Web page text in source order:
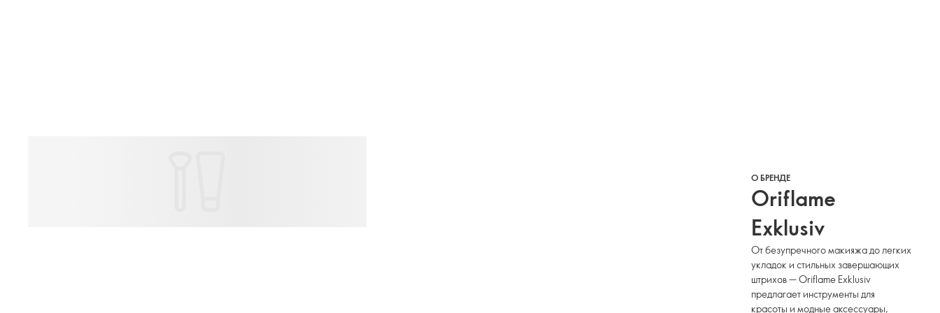
О БРЕНДЕ
Oriflame
Exklusiv
От безупречного макияжа до легких
укладок и стильных завершающих
штрихов — Oriflame Exklusiv
предлагает инструменты для
красоты и модные аксессуары,